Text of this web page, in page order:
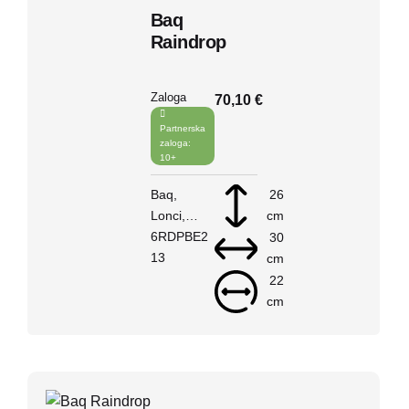
Baq
Raindrop
Zaloga
Partnerska
zaloga:
10+
70,10 €
Baq
Lonci
Raindrop
6RDPBE2
13
26
cm
30
cm
22
cm
V košarico